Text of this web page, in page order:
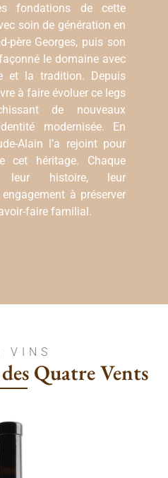
fondations de cette
soin de génération en
père Georges, puis son
le domaine avec
et la tradition. Depuis
à faire évoluer ce legs
de nouveaux
modernisée. En
Alain l’a rejoint pour
cet héritage. Chaque
leur histoire, leur
à préserver
faire familial.
VINS
Quatre Vents